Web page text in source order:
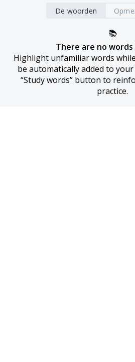
De woorden
📚
There are no
Highlight unfamiliar words
be automatically added to
“Study words” button to
practice.